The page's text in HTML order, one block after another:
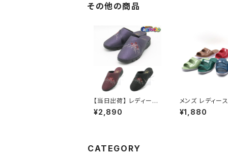
その他の商品
【当日出荷】 レディース
シニア サンダル つっか
け 防寒ヘップ 婦人715
¥2,890
メンズ レディー
ダル スリッパ 上
イガイ ニューモ
¥1,880
CATEGORY